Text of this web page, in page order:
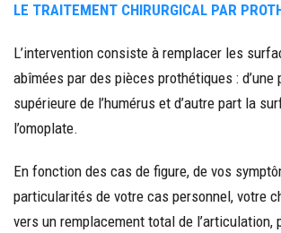
LE TRAITEMENT CHIRURGICAL PAR
L’intervention consiste à remplacer les
abîmées par des pièces prothétiques : d’une
supérieure de l’humérus et d’autre part la
l’omoplate.
En fonction des cas de figure, de vos
particularités de votre cas personnel, votre
vers un remplacement total de l’articulation,